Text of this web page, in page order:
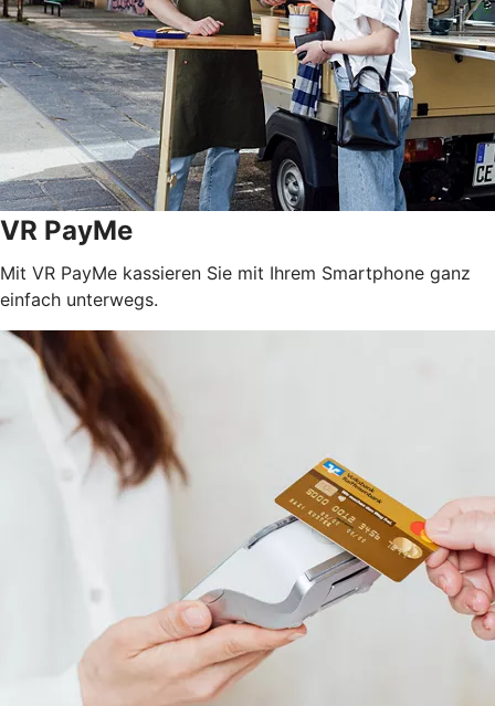
VR PayMe
Mit VR PayMe kassieren Sie mit Ihrem Smartphone ganz
einfach unterwegs.